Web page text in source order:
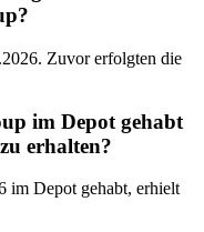
Zuvor erfolgten die
im Depot gehabt
erhalten?
im Depot gehabt, erhielt